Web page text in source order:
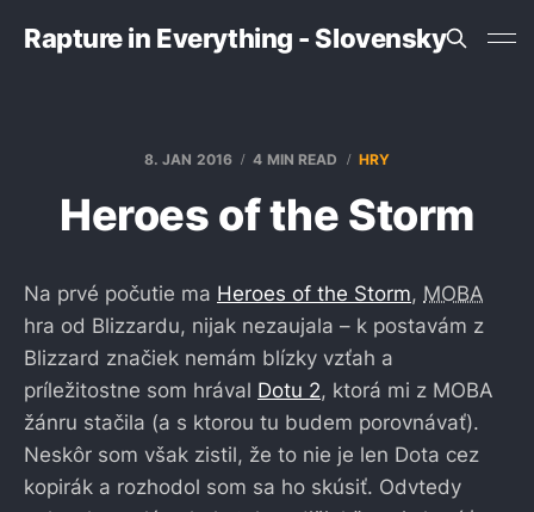
Rapture in Everything - Slovensky
8. JAN 2016 4 MIN READ HRY
Heroes of the Storm
Na prvé počutie ma Heroes of the Storm, MOBA
hra od Blizzardu, nijak nezaujala – k postavám z
Blizzard značiek nemám blízky vzťah a
príležitostne som hrával Dotu 2, ktorá mi z MOBA
žánru stačila (a s ktorou tu budem porovnávať).
Neskôr som však zistil, že to nie je len Dota cez
kopirák a rozhodol som sa ho skúsiť. Odvtedy